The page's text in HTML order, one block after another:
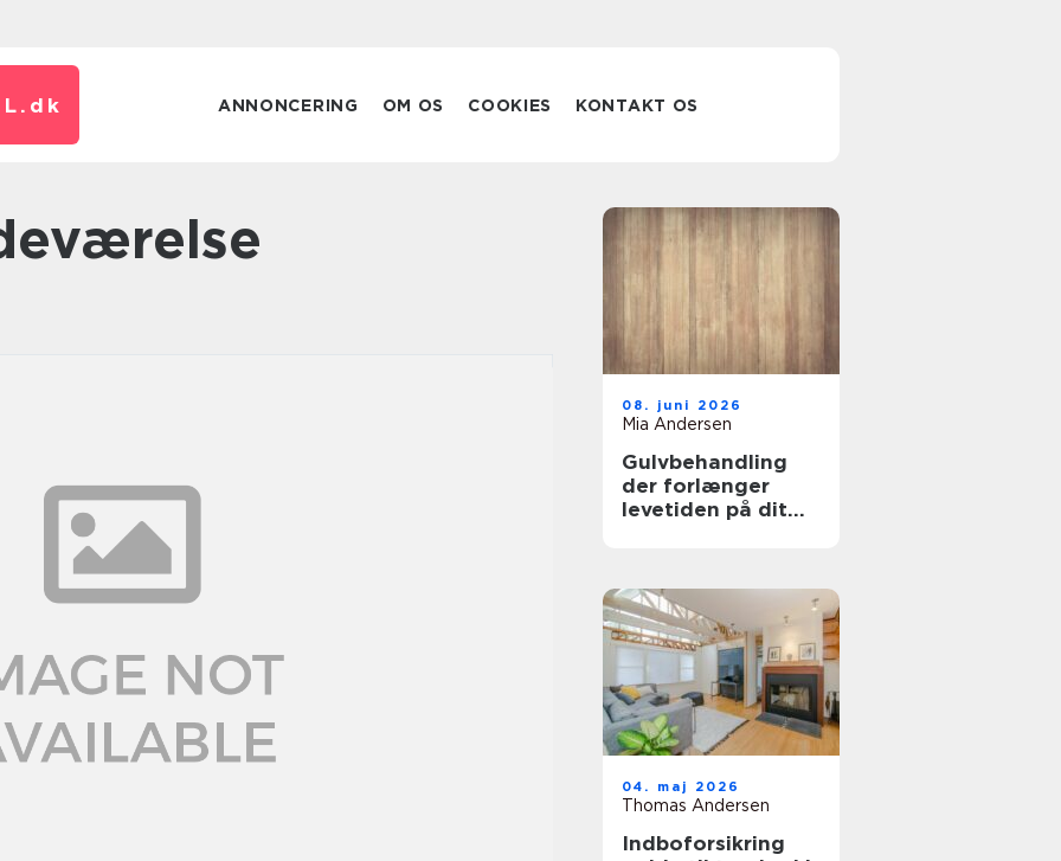
dk ANNONCERING OM OS COOKIES KONTAKT OS
08. juni 2026
Mia Andersen
Gulvbehandling
der forlænger
levetiden på dit
04. maj 2026
Thomas Andersen
Indboforsikring